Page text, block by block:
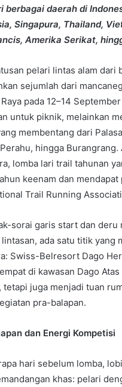
berbagai daerah di
Singapura, Thailand,
Amerika Serikat,
pelari lintas alam dari
sejumlah dari
pada 12–14
untuk piknik, melainkan
membentang dari
hingga
lomba lari trail tahunan
keenam dan
Trail Running
sorai garis start dan deru
ada satu titik yang
Swiss-Belresort Dago
di kawasan Dago
tetapi juga menjadi tuan
pra-balapan.
dan Energi Kompetisi
hari sebelum lomba,
khas: pelari